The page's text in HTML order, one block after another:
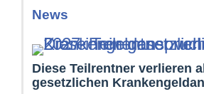
News
Diese Teilrentner verlieren
gesetzlichen